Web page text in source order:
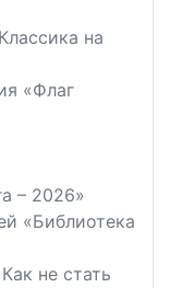
на
«Флаг
– 2026»
«Библиотека
не стать